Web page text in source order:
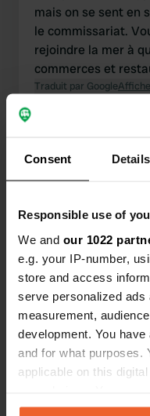
Consent Details
Responsible use of
We and our 1022
e.g. your IP-number,
store and access
serve personalized ads
measurement,
development. You
and for what purposes.
applicable on this
any time from the
mais on se sent en
le commissariat.
rejoindre la mer à
commerces et
quelques pas
Traduit par Google
Contact
Emplacement
-, Akhfennir,
Coordonnées
28° 5' 47" N 12°
28.09633 -
20975